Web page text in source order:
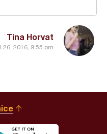
Tina Horvat
26, 2016, 9:55 pm